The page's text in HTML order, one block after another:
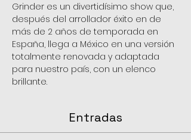
Grinder es un divertidísimo show que,
después del arrollador éxito en de
más de 2 años de temporada en
España, llega a México en una versión
totalmente renovada y adaptada
para nuestro país, con un elenco
brillante.
Entradas